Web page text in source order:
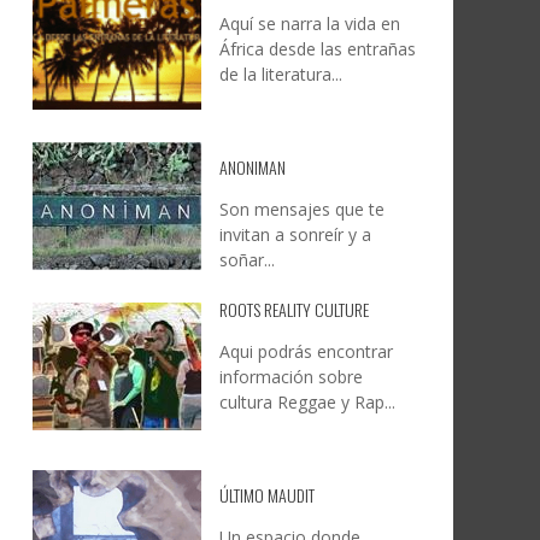
A
Y
DOCANARIAS CONVOCA A
INSTITUCIONES A REFLEXIONAR
SOBRE LA INTERNACIONALIZACIÓN
CREATIVA CANARIA, 6 AGOSTO, 2026
JESÚS RODRÍGUEZ FALCÓN:
NATURALEZA, CAMINO Y
FOTOGRAFÍA
Aquí se narra la vida en
África desde las entrañas
de la literatura...
ANONIMAN
Son mensajes que te
invitan a sonreír y a
soñar...
ROOTS REALITY CULTURE
Aqui podrás encontrar
información sobre
cultura Reggae y Rap...
ÚLTIMO MAUDIT